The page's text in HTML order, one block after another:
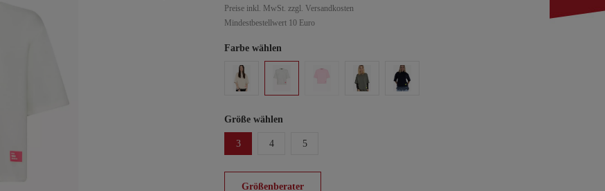
Preise inkl. MwSt. zzgl. Versandkosten
Mindestbestellwert 10 Euro
Farbe wählen
Größe wählen
3 4 5
Größenberater